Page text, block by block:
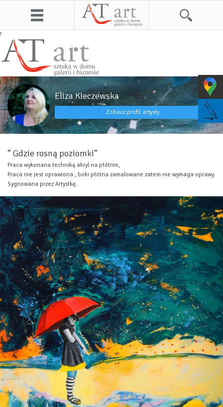
f
” Gdzie rosną poziomki”
Praca wykonana techniką akryl na płótnie,
Praca nie jest oprawiona , boki płótna zamalowane zatem nie wymaga oprawy.
Sygnowana przez Artystkę.
Eliza Kleczewska
Zobacz profil artysty